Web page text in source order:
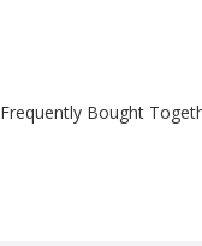
Frequently Bought